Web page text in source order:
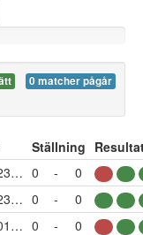
0 matcher pågår
Ställning
27/06 23:00 0 -
0
27/06 23:00 0 -
0
28/06 01:30 0 -
0